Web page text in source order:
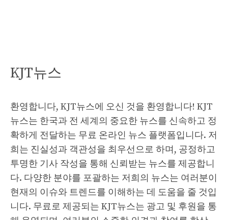
KJT뉴스
환영합니다, KJT뉴스에 오신 것을 환영합니다! KJT
뉴스는 한국과 전 세계의 중요한 뉴스를 신속하고 정
확하게 전달하는 무료 온라인 뉴스 플랫폼입니다. 저
희는 진실성과 객관성을 최우선으로 하며, 공정하고
투명한 기사 작성을 통해 신뢰받는 뉴스를 제공합니
다. 다양한 분야를 포괄하는 저희의 뉴스는 여러분이
현재의 이슈와 트렌드를 이해하는 데 도움을 줄 것입
니다. 무료로 제공되는 KJT뉴스는 광고 및 후원을 통